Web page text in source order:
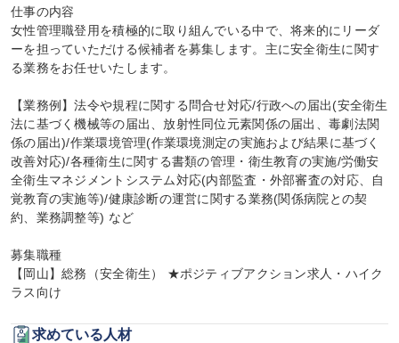
仕事の内容
女性管理職登用を積極的に取り組んでいる中で、将来的にリーダ
ーを担っていただける候補者を募集します。主に安全衛生に関す
る業務をお任せいたします。
【業務例】法令や規程に関する問合せ対応/行政への届出(安全衛生
法に基づく機械等の届出、放射性同位元素関係の届出、毒劇法関
係の届出)/作業環境管理(作業環境測定の実施および結果に基づく
改善対応)/各種衛生に関する書類の管理・衛生教育の実施/労働安
全衛生マネジメントシステム対応(内部監査・外部審査の対応、自
覚教育の実施等)/健康診断の運営に関する業務(関係病院との契
約、業務調整等) など
募集職種
【岡山】総務（安全衛生） ★ポジティブアクション求人・ハイク
ラス向け
求めている人材